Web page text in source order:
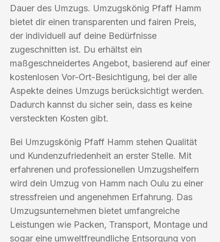
Dauer des Umzugs. Umzugskönig Pfaff Hamm
bietet dir einen transparenten und fairen Preis,
der individuell auf deine Bedürfnisse
zugeschnitten ist. Du erhältst ein
maßgeschneidertes Angebot, basierend auf einer
kostenlosen Vor-Ort-Besichtigung, bei der alle
Aspekte deines Umzugs berücksichtigt werden.
Dadurch kannst du sicher sein, dass es keine
versteckten Kosten gibt.
Bei Umzugskönig Pfaff Hamm stehen Qualität
und Kundenzufriedenheit an erster Stelle. Mit
erfahrenen und professionellen Umzugshelfern
wird dein Umzug von Hamm nach Oulu zu einer
stressfreien und angenehmen Erfahrung. Das
Umzugsunternehmen bietet umfangreiche
Leistungen wie Packen, Transport, Montage und
sogar eine umweltfreundliche Entsorgung von